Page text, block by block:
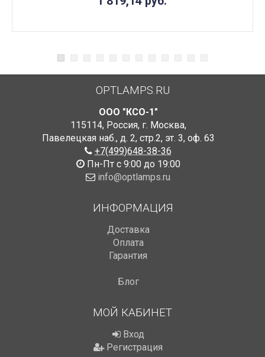
OPTLAMPS.RU
ООО "КСО-1"
115114, Россия, г. Москва,
Павелецкая наб., д. 2, стр.2, эт. 3, оф. 63
+7(499)648-38-36
Пн-Пт с 9:00 до 19:00
info@optlamps.ru
ИНФОРМАЦИЯ
Доставка
Оплата
Гарантия
Блог
МОЙ КАБИНЕТ
Вход
Регистрация